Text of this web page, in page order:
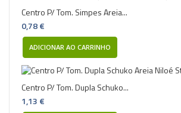
Centro P/ Tom. Simpes Areia...
0,78 €
ADICIONAR AO CARRINHO
Centro P/ Tom. Dupla Schuko...
1,13 €